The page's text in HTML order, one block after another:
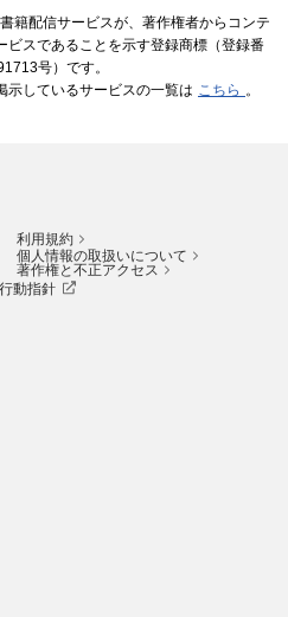
籍配信サービスが、著作権者からコンテ
ビスであることを示す登録商標（登録番
号）です。
示しているサービスの一覧は こちら 。
利用規約
個人情報の取扱いについて
著作権と不正アクセス
動指針